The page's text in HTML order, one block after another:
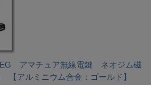
アマチュア無線電鍵 ネオジム磁
アルミニウム合金：ゴールド】